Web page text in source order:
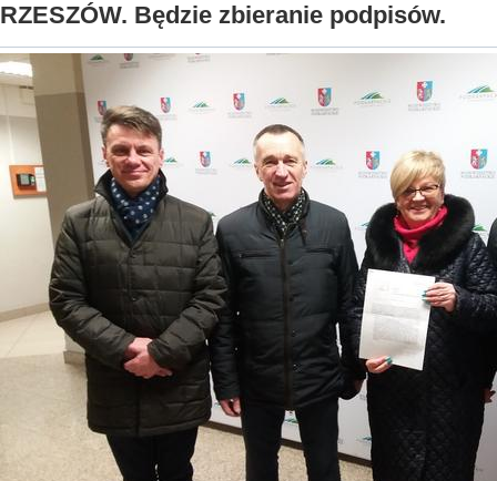
RZESZÓW. Będzie zbieranie podpisów.